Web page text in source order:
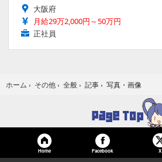
大阪府
月給29万2,000円～50万円
正社員
ホーム › その他 › 全般 › 記事 › 写真・画像
Home Facebook X